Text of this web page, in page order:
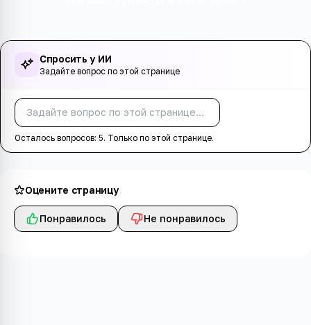
Спросить у ИИ
Задайте вопрос по этой странице
Осталось вопросов: 5. Только по этой странице.
Оцените страницу
Понравилось Не понравилось